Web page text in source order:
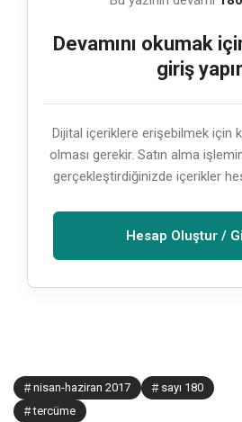
Devamını okumak
giriş
Dijital içeriklere erişebilmek için
olması gerekir. Satın alma
gerçekleştirdiğinizde içerikler
Hesap Oluştur /
nisan-haziran 2017
sayı 180
tercüme